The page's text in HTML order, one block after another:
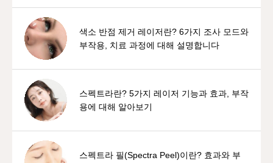
색소 반점 제거 레이저란? 6가지 조사 모드와
부작용, 치료 과정에 대해 설명합니다
스펙트라란? 5가지 레이저 기능과 효과, 부작
용에 대해 알아보기
스펙트라 필(Spectra Peel)이란? 효과와 부